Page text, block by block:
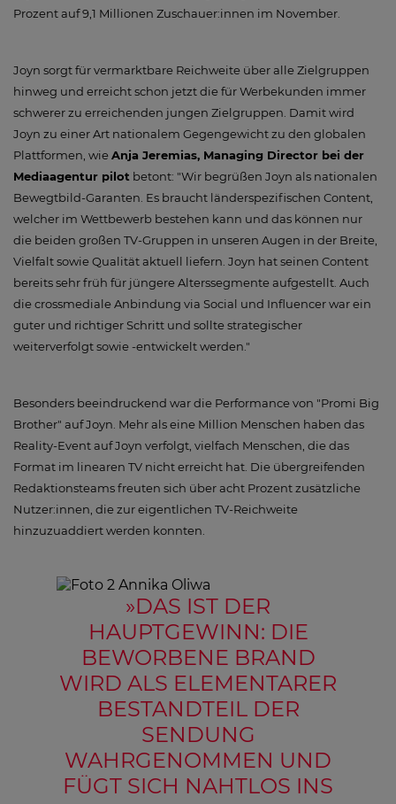
Prozent auf 9,1 Millionen Zuschauer:innen im November.
Joyn sorgt für vermarktbare Reichweite über alle Zielgruppen
hinweg und erreicht schon jetzt die für Werbekunden immer
schwerer zu erreichenden jungen Zielgruppen. Damit wird
Joyn zu einer Art nationalem Gegengewicht zu den globalen
Plattformen, wieAnja Jeremias, Managing Director bei der
Mediaagentur pilot betont: "Wir begrüßen Joyn als nationalen
Bewegtbild-Garanten. Es braucht länderspezifischen Content,
welcher im Wettbewerb bestehen kann und das können nur
die beiden großen TV-Gruppen in unseren Augen in der Breite,
Vielfalt sowie Qualität aktuell liefern. Joyn hat seinen Content
bereits sehr früh für jüngere Alterssegmente aufgestellt. Auch
die crossmediale Anbindung via Social und Influencer war ein
guter und richtiger Schritt und sollte strategischer
weiterverfolgt sowie -entwickelt werden."
Besonders beeindruckend war die Performance von "Promi Big
Brother" auf Joyn. Mehr als eine Million Menschen haben das
Reality-Event auf Joyn verfolgt, vielfach Menschen, die das
Format im linearen TV nicht erreicht hat. Die übergreifenden
Redaktionsteams freuten sich über acht Prozent zusätzliche
Nutzer:innen, die zur eigentlichen TV-Reichweite
hinzuzuaddiert werden konnten.
»DAS IST DER
HAUPTGEWINN: DIE
BEWORBENE BRAND
WIRD ALS ELEMENTARER
BESTANDTEIL DER
SENDUNG
WAHRGENOMMEN UND
FÜGT SICH NAHTLOS INS